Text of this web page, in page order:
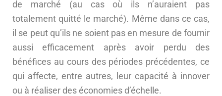
de marché (au cas où ils n’auraient pas
totalement quitté le marché). Même dans ce cas,
il se peut qu’ils ne soient pas en mesure de fournir
aussi efficacement après avoir perdu des
bénéfices au cours des périodes précédentes, ce
qui affecte, entre autres, leur capacité à innover
ou à réaliser des économies d’échelle.